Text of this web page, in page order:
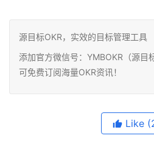
源目标OKR，实效的目标管理工具
添加官方微信号：YMBOKR（源目
可免费订阅海量OKR资讯！
Like